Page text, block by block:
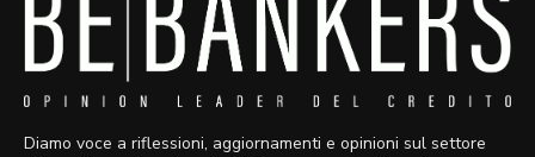
Diamo voce a riflessioni, aggiornamenti e opinioni sul settore